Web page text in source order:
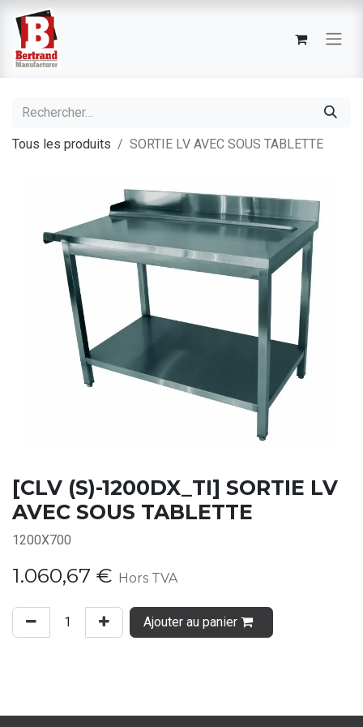
Tous les produits SORTIE LV AVEC SOUS TABLETTE
[CLV (S)-1200DX_TI] SORTIE LV
AVEC SOUS TABLETTE
1200X700
1.060,67 € Hors TVA
Ajouter au panier